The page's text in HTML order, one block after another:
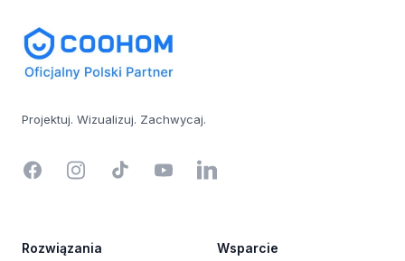
Projektuj. Wizualizuj. Zachwycaj.
FacebookInstagramTikTok YouTubeLinkedIn
Rozwiązania Wsparcie